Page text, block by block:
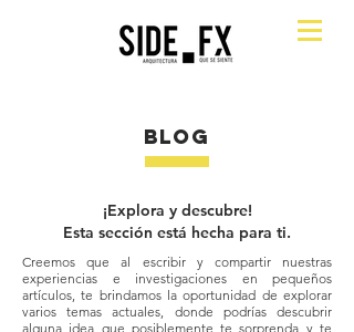
BLOG
¡Explora y descubre!
Esta sección está hecha para ti.
Creemos que al escribir y compartir nuestras
experiencias e investigaciones en pequeños
artículos, te brindamos la oportunidad de explorar
varios temas actuales, donde podrías descubrir
alguna idea que posiblemente te sorprenda y te